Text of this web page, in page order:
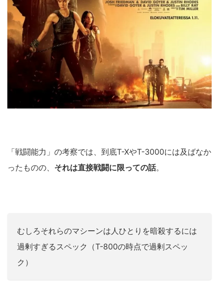
「戦闘能力」の考察では、到底T-XやT-3000には及ばなか
ったものの、 それは直接戦闘に限っての話。
むしろそれらのマシーンは人ひとりを暗殺するには
過剰すぎるスペック（T-800の時点で過剰スペッ
ク）